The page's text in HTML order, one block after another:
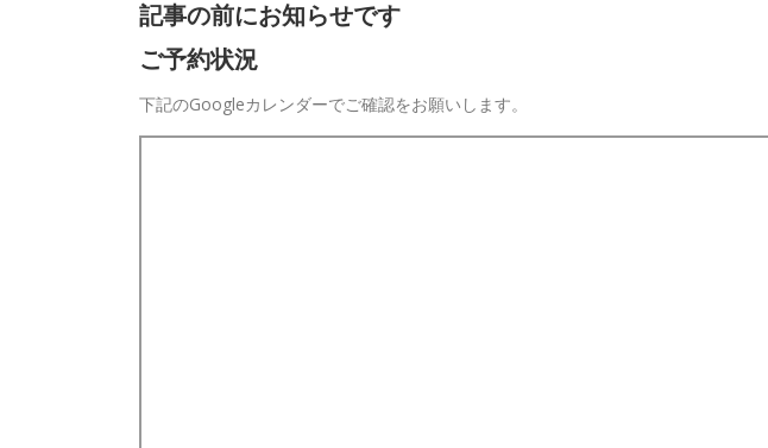
記事の前にお知らせです
ご予約状況
下記のGoogleカレンダーでご確認をお願いします。